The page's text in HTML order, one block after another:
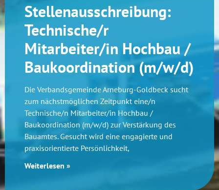
Stellenausschreibung:
Technische/r
Mitarbeiter/in Hochbau /
Baukoordination (m/w/d)
Die Verbandsgemeinde Arneburg-Goldbeck sucht
zum nächstmöglichen Zeitpunkt eine/n
Technische/n Mitarbeiter/in Hochbau /
Baukoordination (m/w/d) zur Verstärkung des
Bauamtes. Gesucht wird eine engagierte und
praxisorientierte Persönlichkeit,
Weiterlesen »